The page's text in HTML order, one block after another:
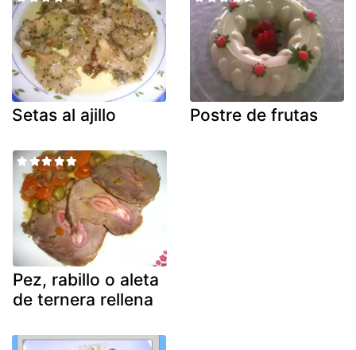
Setas al ajillo Postre de frutas
Pez, rabillo o aleta
de ternera rellena